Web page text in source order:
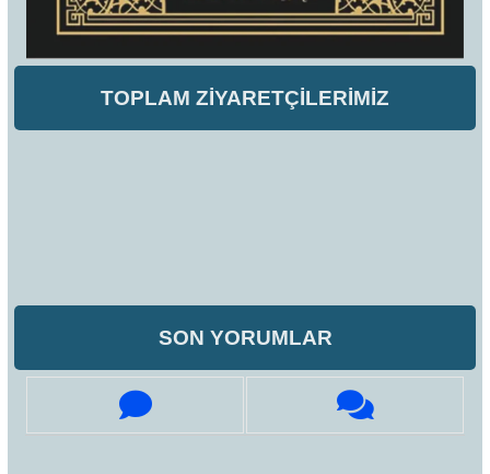
TOPLAM ZİYARETÇİLERİMİZ
SON YORUMLAR